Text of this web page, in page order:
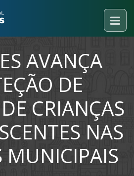
AVANÇA
DE
CRIANÇAS
NAS
MUNICIPAIS